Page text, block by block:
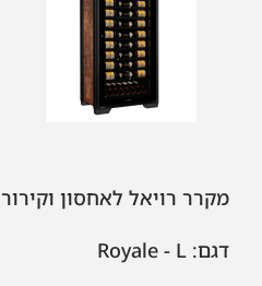
מקרר רויאל לאחסון וקירור 124 בקבוקי יין
דגם: Royale - L